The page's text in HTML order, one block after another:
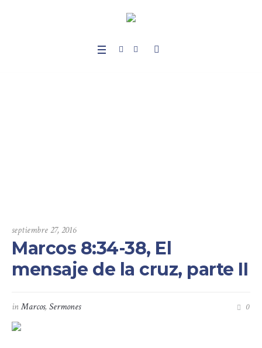
septiembre 27, 2016
Marcos 8:34-38, El
mensaje de la cruz, parte II
inMarcos,Sermones 0